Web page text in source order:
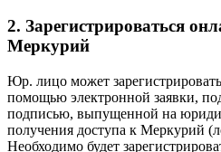
2. Зарегистрироваться
Меркурий
Юр. лицо может
помощью электронной заявки,
подписью, выпущенной на
получения доступа к Меркурий
Необходимо будет